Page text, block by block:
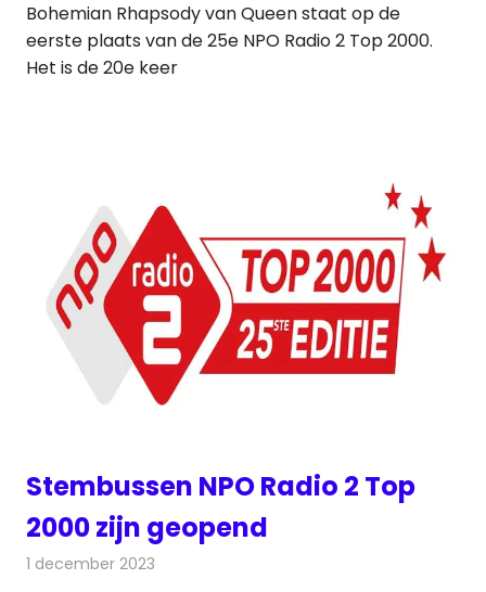
Bohemian Rhapsody van Queen staat op de
eerste plaats van de 25e NPO Radio 2 Top 2000.
Het is de 20e keer
Stembussen NPO Radio 2 Top
2000 zijn geopend
1 december 2023